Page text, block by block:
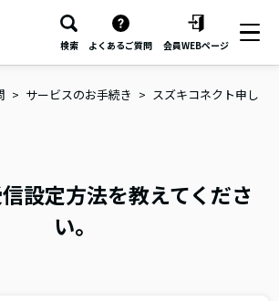
検索 よくあるご質問 会員WEBページ
サービスのお手続き
スズキコネクト申し
設定方法を教えてくださ
い。